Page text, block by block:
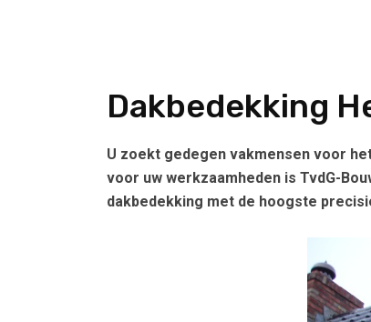
Dakbedekking
U zoekt gedegen vakmensen voor
voor uw werkzaamheden is TvdG-
dakbedekking met de hoogste